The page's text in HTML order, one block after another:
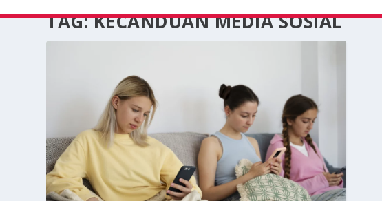
TAG:KECANDUAN MEDIA SOSIAL